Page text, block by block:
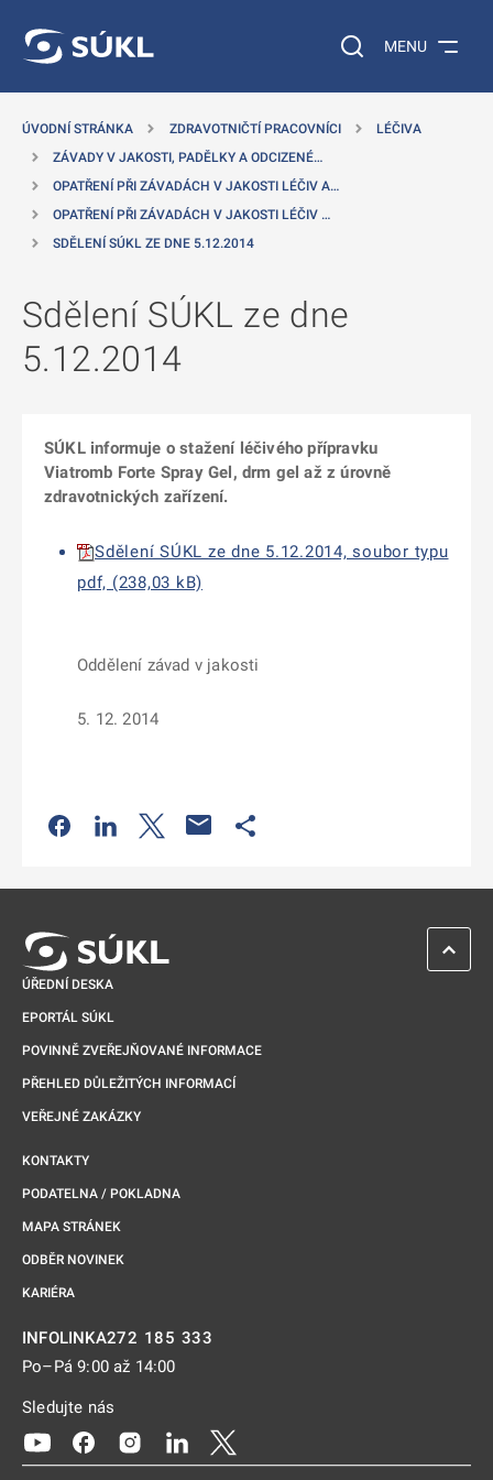
Vyhledávání na
MENU
ÚVODNÍ STRÁNKA ZDRAVOTNIČTÍ PRACOVNÍCI
LÉČIVA
ZÁVADY V JAKOSTI, PADĚLKY A ODCIZENÉ…
OPATŘENÍ PŘI ZÁVADÁCH V JAKOSTI LÉČIV A…
OPATŘENÍ PŘI ZÁVADÁCH V JAKOSTI LÉČIV …
SDĚLENÍ SÚKL ZE DNE 5.12.2014
Sdělení SÚKL ze dne
5.12.2014
SÚKL informuje o stažení léčivého přípravku
Viatromb Forte Spray Gel, drm gel až z úrovně
zdravotnických zařízení.
Sdělení SÚKL ze dne 5.12.2014, soubor typu
pdf, (238,03 kB)
Oddělení závad v jakosti
5. 12. 2014
Odkaz se otevře na nové kartě
Odkaz se otevře na nové kartě
Odkaz se otevře na nové kartě
ÚŘEDNÍ DESKA
EPORTÁL SÚKL
POVINNĚ ZVEŘEJŇOVANÉ INFORMACE
PŘEHLED DŮLEŽITÝCH INFORMACÍ
VEŘEJNÉ ZAKÁZKY
KONTAKTY
PODATELNA / POKLADNA
MAPA STRÁNEK
ODBĚR NOVINEK
KARIÉRA
INFOLINKA272 185 333
Po–Pá 9:00 až 14:00
Sledujte nás
Odkaz se otevře na nové kartě
Odkaz se otevře na nové kartě
Odkaz se otevře na nové kartě
Odkaz se otevře na nové kartě
ZPĚT